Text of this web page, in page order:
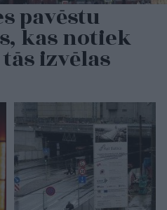
pavēstu
kas notiek
izvēlas